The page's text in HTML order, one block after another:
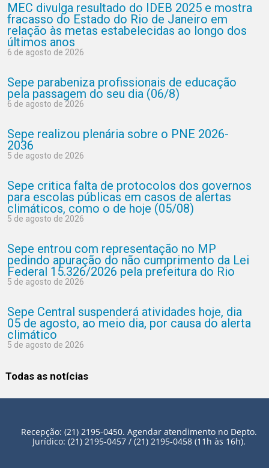
MEC divulga resultado do IDEB 2025 e mostra
fracasso do Estado do Rio de Janeiro em
relação às metas estabelecidas ao longo dos
últimos anos
6 de agosto de 2026
Sepe parabeniza profissionais de educação
pela passagem do seu dia (06/8)
6 de agosto de 2026
Sepe realizou plenária sobre o PNE 2026-
2036
5 de agosto de 2026
Sepe critica falta de protocolos dos governos
para escolas públicas em casos de alertas
climáticos, como o de hoje (05/08)
5 de agosto de 2026
Sepe entrou com representação no MP
pedindo apuração do não cumprimento da Lei
Federal 15.326/2026 pela prefeitura do Rio
5 de agosto de 2026
Sepe Central suspenderá atividades hoje, dia
05 de agosto, ao meio dia, por causa do alerta
climático
5 de agosto de 2026
Todas as notícias
Recepção: (21) 2195-0450. Agendar atendimento no Depto.
Jurídico: (21) 2195-0457 / (21) 2195-0458 (11h às 16h).